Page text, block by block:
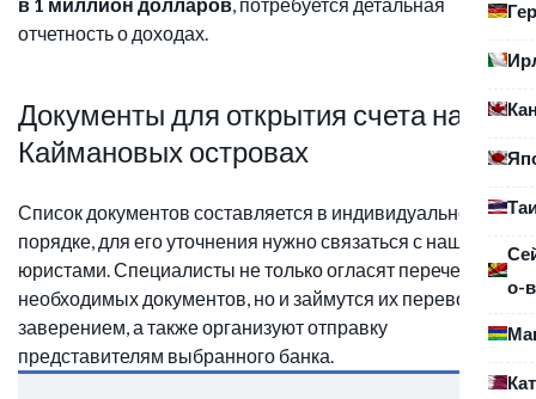
о-
отчетность о доходах.
Документы для открытия счета на
Каймановых островах
Список документов составляется в индивидуальном
порядке, для его уточнения нужно связаться с нашими
юристами. Специалисты не только огласят перечень
необходимых документов, но и займутся их переводом,
заверением, а также организуют отправку
представителям выбранного банка.